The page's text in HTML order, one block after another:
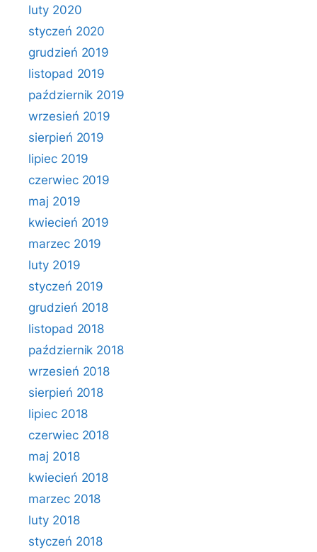
luty 2020
styczeń 2020
grudzień 2019
listopad 2019
październik 2019
wrzesień 2019
sierpień 2019
lipiec 2019
czerwiec 2019
maj 2019
kwiecień 2019
marzec 2019
luty 2019
styczeń 2019
grudzień 2018
listopad 2018
październik 2018
wrzesień 2018
sierpień 2018
lipiec 2018
czerwiec 2018
maj 2018
kwiecień 2018
marzec 2018
luty 2018
styczeń 2018